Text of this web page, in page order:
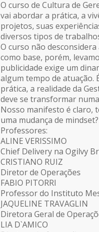
O curso de Cultura de
vai abordar a prática, a
projetos, suas
diversos tipos de
O curso não
como base, porém,
publicidade exige um
algum tempo de atuação.
prática, a realidade da
deve se transformar
Nosso manifesto é claro,
uma mudança de mindset?
Professores:
ALINE VERISSIMO
Chief Delivery na Ogilvy
CRISTIANO RUIZ
Diretor de Operações
FABIO PITORRI
Professor do Instituto
JAQUELINE TRAVAGLIN
Diretora Geral de
LIA D`AMICO